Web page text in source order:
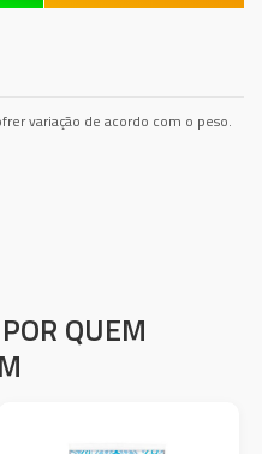
variação de acordo com o peso.
QUEM